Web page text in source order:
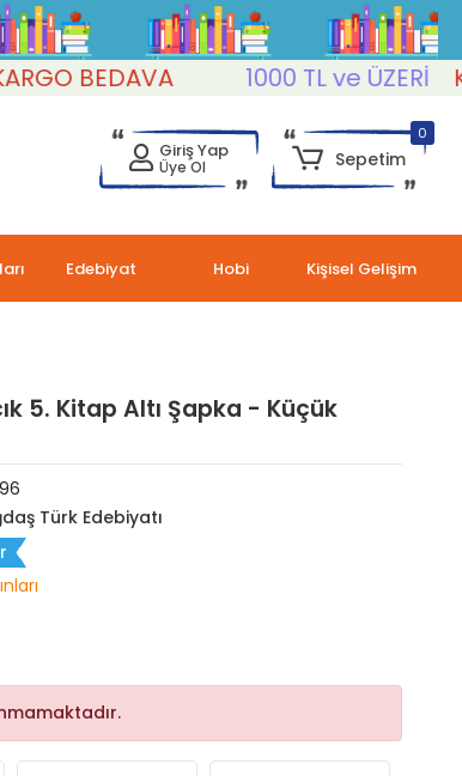
BEDAVA 1000 TL ve ÜZERİ
Giriş Yap
Üye Ol
0
Sepetim
Edebiyat Hobi Kişisel Gelişim
5. Kitap Altı Şapka - Küçük
Türk Edebiyatı